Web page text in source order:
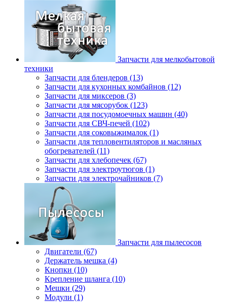
Запчасти для мелкобытовой
техники
Запчасти для блендеров (13)
Запчасти для кухонных комбайнов (12)
Запчасти для миксеров (3)
Запчасти для мясорубок (123)
Запчасти для посудомоечных машин (40)
Запчасти для СВЧ-печей (102)
Запчасти для соковыжималок (1)
Запчасти для тепловентиляторов и масляных
обогревателей (11)
Запчасти для хлебопечек (67)
Запчасти для электроутюгов (1)
Запчасти для электрочайников (7)
Запчасти для пылесосов
Двигатели (67)
Держатель мешка (4)
Кнопки (10)
Крепление шланга (10)
Мешки (29)
Модули (1)